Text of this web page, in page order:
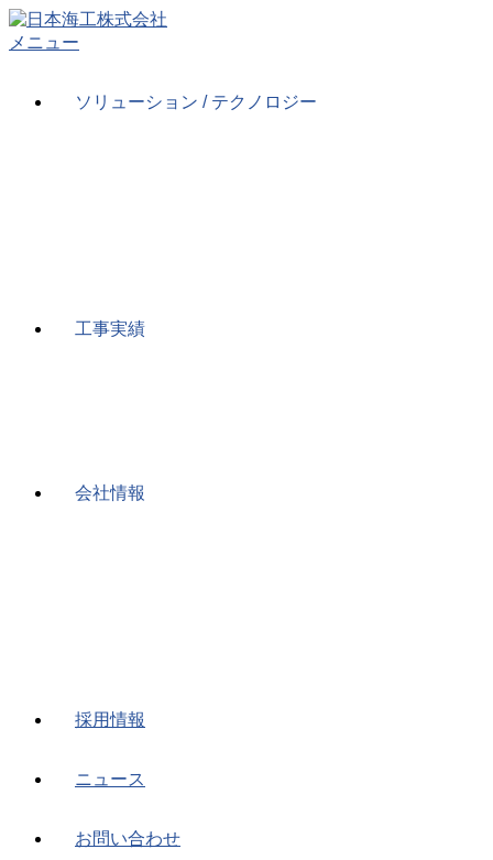
コ
ン
メニュー
ソリューション / テクノロジー
工事実績
会社情報
採用情報
ニュース
お問い合わせ